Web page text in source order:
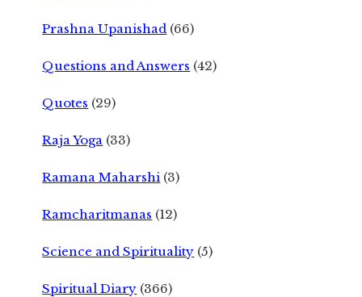
Prashna Upanishad (66)
Questions and Answers (42)
Quotes (29)
Raja Yoga (33)
Ramana Maharshi (3)
Ramcharitmanas (12)
Science and Spirituality (5)
Spiritual Diary (366)